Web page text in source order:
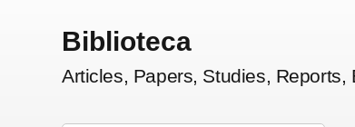
Biblioteca
Articles, Papers, Studies,